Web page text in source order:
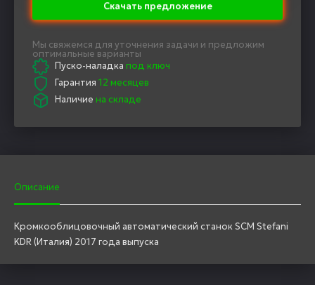
Скачать предложение
Мы свяжемся для уточнения задачи и предложим
оптимальные варианты
Пуско-наладка под ключ
Гарантия 12 месяцев
Наличие на складе
Описание
Кромкооблицовочный автоматический станок SCM Stefani
KDR (Италия) 2017 года выпуска